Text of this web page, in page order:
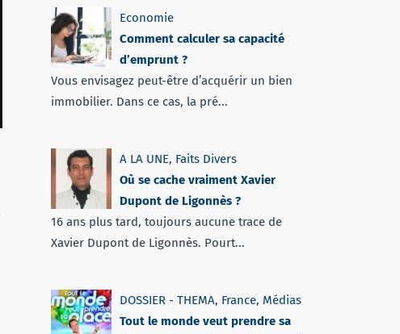
Economie
Comment calculer sa capacité
d’emprunt ?
Vous envisagez peut-être d’acquérir un bien
immobilier. Dans ce cas, la pré...
A LA UNE, Faits Divers
Où se cache vraiment Xavier
Dupont de Ligonnès ?
16 ans plus tard, toujours aucune trace de
Xavier Dupont de Ligonnès. Pourt...
DOSSIER - THEMA, France, Médias
Tout le monde veut prendre sa